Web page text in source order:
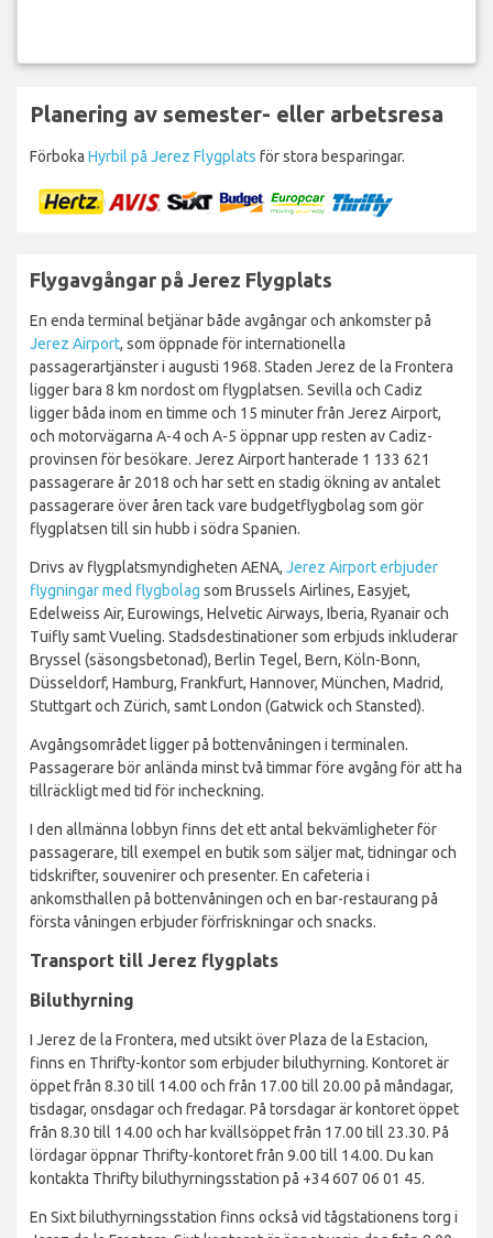
Planering av semester- eller arbetsresa
Förboka Hyrbil på Jerez Flygplats för stora besparingar.
Flygavgångar på Jerez Flygplats
En enda terminal betjänar både avgångar och ankomster på
Jerez Airport, som öppnade för internationella
passagerartjänster i augusti 1968. Staden Jerez de la Frontera
ligger bara 8 km nordost om flygplatsen. Sevilla och Cadiz
ligger båda inom en timme och 15 minuter från Jerez Airport,
och motorvägarna A-4 och A-5 öppnar upp resten av Cadiz-
provinsen för besökare. Jerez Airport hanterade 1 133 621
passagerare år 2018 och har sett en stadig ökning av antalet
passagerare över åren tack vare budgetflygbolag som gör
flygplatsen till sin hubb i södra Spanien.
Drivs av flygplatsmyndigheten AENA, Jerez Airport erbjuder
flygningar med flygbolag som Brussels Airlines, Easyjet,
Edelweiss Air, Eurowings, Helvetic Airways, Iberia, Ryanair och
Tuifly samt Vueling. Stadsdestinationer som erbjuds inkluderar
Bryssel (säsongsbetonad), Berlin Tegel, Bern, Köln-Bonn,
Düsseldorf, Hamburg, Frankfurt, Hannover, München, Madrid,
Stuttgart och Zürich, samt London (Gatwick och Stansted).
Avgångsområdet ligger på bottenvåningen i terminalen.
Passagerare bör anlända minst två timmar före avgång för att ha
tillräckligt med tid för incheckning.
I den allmänna lobbyn finns det ett antal bekvämligheter för
passagerare, till exempel en butik som säljer mat, tidningar och
tidskrifter, souvenirer och presenter. En cafeteria i
ankomsthallen på bottenvåningen och en bar-restaurang på
första våningen erbjuder förfriskningar och snacks.
Transport till Jerez flygplats
Biluthyrning
I Jerez de la Frontera, med utsikt över Plaza de la Estacion,
finns en Thrifty-kontor som erbjuder biluthyrning. Kontoret är
öppet från 8.30 till 14.00 och från 17.00 till 20.00 på måndagar,
tisdagar, onsdagar och fredagar. På torsdagar är kontoret öppet
från 8.30 till 14.00 och har kvällsöppet från 17.00 till 23.30. På
lördagar öppnar Thrifty-kontoret från 9.00 till 14.00. Du kan
kontakta Thrifty biluthyrningsstation på +34 607 06 01 45.
En Sixt biluthyrningsstation finns också vid tågstationens torg i